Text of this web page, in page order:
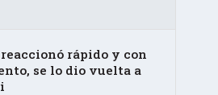
rápido y con
se lo dio vuelta a